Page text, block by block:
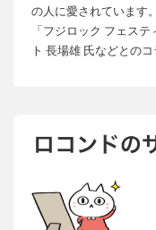
の人に愛されています
「フジロック フェス
ト 長場雄 氏などとのコ